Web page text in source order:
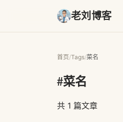
老刘博客
首页/Tags/菜名
#菜名
共 1 篇文章